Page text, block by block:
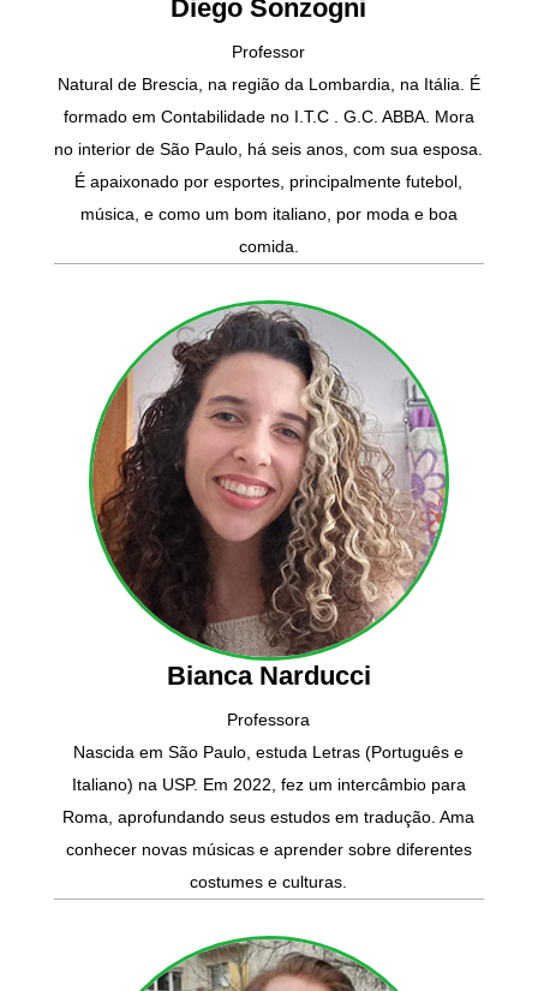
Diego Sonzogni
Professor
Natural de Brescia, na região da Lombardia, na Itália. É
formado em Contabilidade no I.T.C . G.C. ABBA. Mora
no interior de São Paulo, há seis anos, com sua esposa.
É apaixonado por esportes, principalmente futebol,
música, e como um bom italiano, por moda e boa
comida.
Bianca Narducci
Professora
Nascida em São Paulo, estuda Letras (Português e
Italiano) na USP. Em 2022, fez um intercâmbio para
Roma, aprofundando seus estudos em tradução. Ama
conhecer novas músicas e aprender sobre diferentes
costumes e culturas.